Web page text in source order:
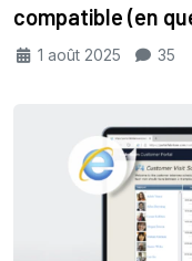
compatible (en
1 août 2025 35